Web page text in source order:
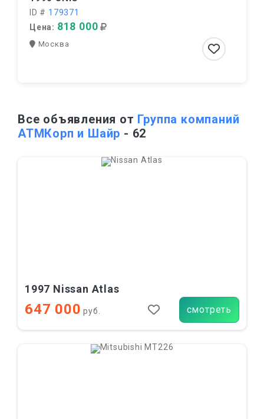
ID # 179371
Цена: 818 000
Москва
Все объявления от Группа компаний
АТМКорп и Шайр - 62
1997 Nissan Atlas
647 000 руб. смотреть